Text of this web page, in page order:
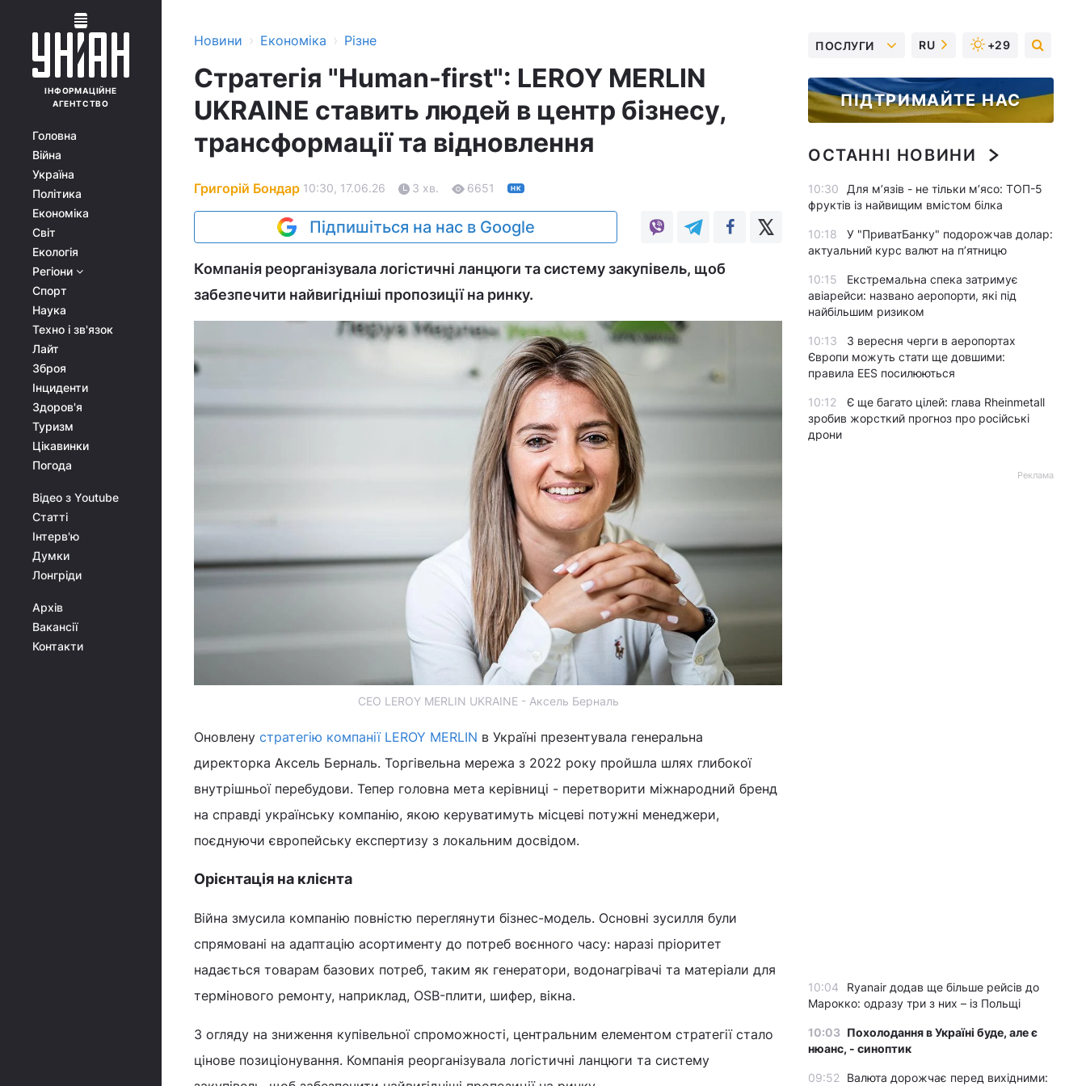
ІНФОРМАЦІЙНЕ
АГЕНТСТВО
Головна
Війна
Україна
Політика
Економіка
Світ
Екологія
Регіони
Спорт
Наука
Техно і зв'язок
Лайт
Зброя
Інциденти
Здоров'я
Туризм
Цікавинки
Погода
Відео з Youtube
Статті
Інтерв'ю
Думки
Лонгріди
Архів
Вакансії
Контакти
Новини › Економіка › Різне
Стратегія "Human-first": LEROY MERLIN
UKRAINE ставить людей в центр бізнесу,
трансформації та відновлення
Григорій Бондар 10:30, 17.06.26 3 хв. 6651 НК
Підпишіться на нас в Google
Компанія реорганізувала логістичні ланцюги та систему закупівель, щоб
забезпечити найвигідніші пропозиції на ринку.
СЕО LEROY MERLIN UKRAINE - Аксель Берналь
Оновлену стратегію компанії LEROY MERLIN в Україні презентувала генеральна
директорка Аксель Берналь. Торгівельна мережа з 2022 року пройшла шлях глибокої
внутрішньої перебудови. Тепер головна мета керівниці - перетворити міжнародний бренд
на справді українську компанію, якою керуватимуть місцеві потужні менеджери,
поєднуючи європейську експертизу з локальним досвідом.
Орієнтація на клієнта
Війна змусила компанію повністю переглянути бізнес-модель. Основні зусилля були
спрямовані на адаптацію асортименту до потреб воєнного часу: наразі пріоритет
надається товарам базових потреб, таким як генератори, водонагрівачі та матеріали для
термінового ремонту, наприклад, OSB-плити, шифер, вікна.
З огляду на зниження купівельної спроможності, центральним елементом стратегії стало
цінове позиціонування. Компанія реорганізувала логістичні ланцюги та систему
ПОСЛУГИ RU +29
ПІДТРИМАЙТЕ НАС
ОСТАННІ НОВИНИ
10:30
Для м’язів - не тільки м’ясо: ТОП-5
фруктів із найвищим вмістом білка
10:18
У "ПриватБанку" подорожчав долар:
актуальний курс валют на п’ятницю
10:15
Екстремальна спека затримує
авіарейси: названо аеропорти, які під
найбільшим ризиком
10:13
З вересня черги в аеропортах
Європи можуть стати ще довшими:
правила EES посилюються
10:12
Є ще багато цілей: глава Rheinmetall
зробив жорсткий прогноз про російські
дрони
Реклама
10:04
Ryanair додав ще більше рейсів до
Марокко: одразу три з них – із Польщі
10:03 Похолодання в Україні буде, але є
нюанс, - синоптик
09:52
Валюта дорожчає перед вихідними: